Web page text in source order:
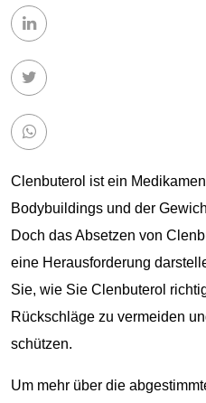
Clenbuterol ist ein
Bodybuildings und der
Doch das Absetzen von
eine Herausforderung
Sie, wie Sie Clenbuterol
Rückschläge zu vermeiden
schützen.
Um mehr über die